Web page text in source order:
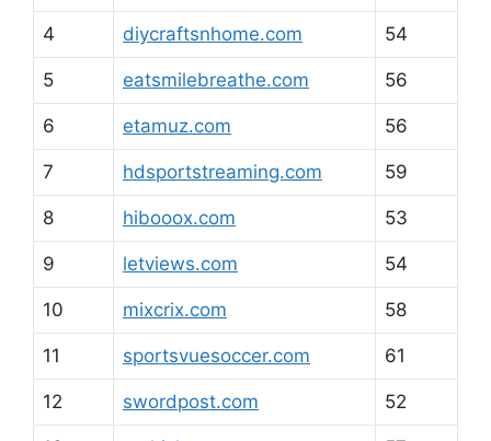
4 diycraftsnhome.com 54
5 eatsmilebreathe.com 56
6 etamuz.com 56
7 hdsportstreaming.com 59
8 hibooox.com 53
9 letviews.com 54
10 mixcrix.com 58
11 sportsvuesoccer.com 61
12 swordpost.com 52